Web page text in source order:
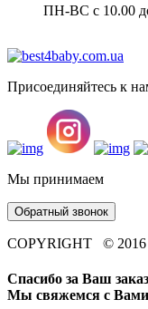
ПН-ВС с 10.00
Присоединяйтесь к
Мы принимаем
Обратный звонок
COPYRIGHT © 2016
Спасибо за Ваш
Мы свяжемся с